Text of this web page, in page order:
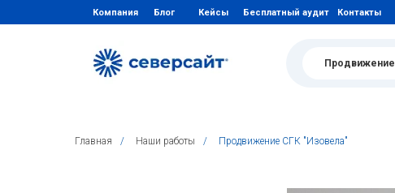
Компания Блог Кейсы Бесплатный аудит Контакты
Продвижение
Главная / Наши работы / Продвижение СГК "Изовела"